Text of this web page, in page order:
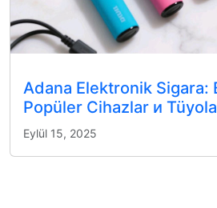
Adana Elektronik Sigara:
Popüler Cihazlar и
Eylül 15, 2025